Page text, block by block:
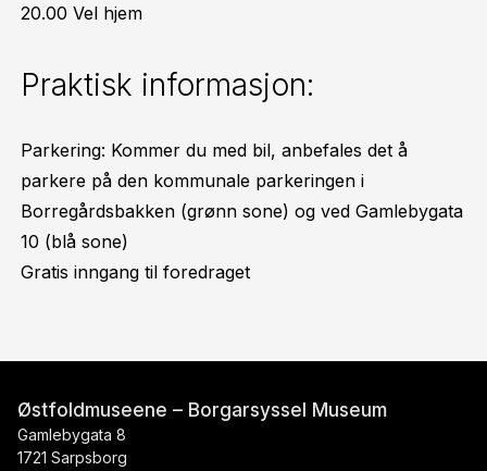
20.00 Vel hjem
Praktisk informasjon:
Parkering: Kommer du med bil, anbefales det å
parkere på den kommunale parkeringen i
Borregårdsbakken (grønn sone) og ved Gamlebygata
10 (blå sone)
Gratis inngang til foredraget
Østfoldmuseene – Borgarsyssel Museum
Gamlebygata 8
1721 Sarpsborg